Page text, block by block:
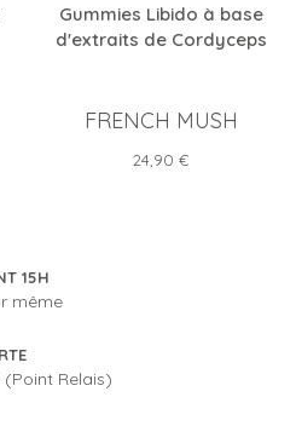
Gummies Libido à base
d'extraits de Cordyceps
FRENCH MUSH
Prix
24,90 €
15H
même
Relais)